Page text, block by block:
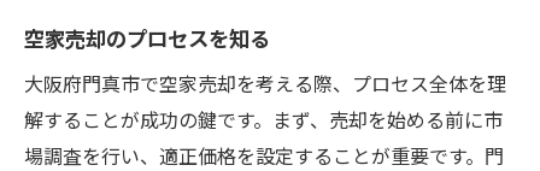
空家売却のプロセスを知る
大阪府門真市で空家売却を考える際、プロセス全体を理
解することが成功の鍵です。まず、売却を始める前に市
場調査を行い、適正価格を設定することが重要です。門